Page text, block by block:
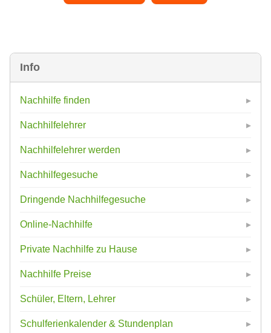
Info
Nachhilfe finden
Nachhilfelehrer
Nachhilfelehrer werden
Nachhilfegesuche
Dringende Nachhilfegesuche
Online-Nachhilfe
Private Nachhilfe zu Hause
Nachhilfe Preise
Schüler, Eltern, Lehrer
Schulferienkalender & Stundenplan